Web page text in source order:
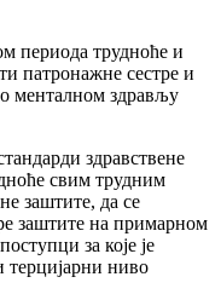
периода трудноће и
патронажне сестре и
менталном здрављу
здравствене
свим трудним
заштите, да се
заштите на примарном
за које је
терцијарни ниво